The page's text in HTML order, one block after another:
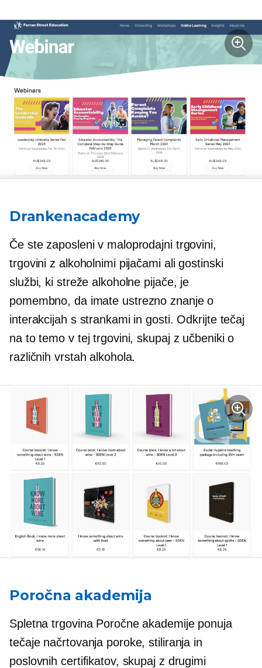
Drankenacademy
Če ste zaposleni v maloprodajni trgovini,
trgovini z alkoholnimi pijačami ali gostinski
službi, ki streže alkoholne pijače, je
pomembno, da imate ustrezno znanje o
interakcijah s strankami in gosti. Odkrijte tečaj
na to temo v tej trgovini, skupaj z učbeniki o
različnih vrstah alkohola.
Poročna akademija
Spletna trgovina Poročne akademije ponuja
tečaje načrtovanja poroke, stiliranja in
poslovnih certifikatov, skupaj z drugimi